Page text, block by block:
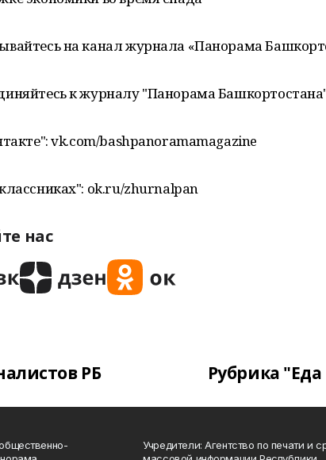
на канал журнала «Панорама
к журналу "Панорама
vk.com/bashpanoramamagazine
ok.ru/zhurnalpan
нас
РБ Рубрика
Учредители: Агентство по печати и